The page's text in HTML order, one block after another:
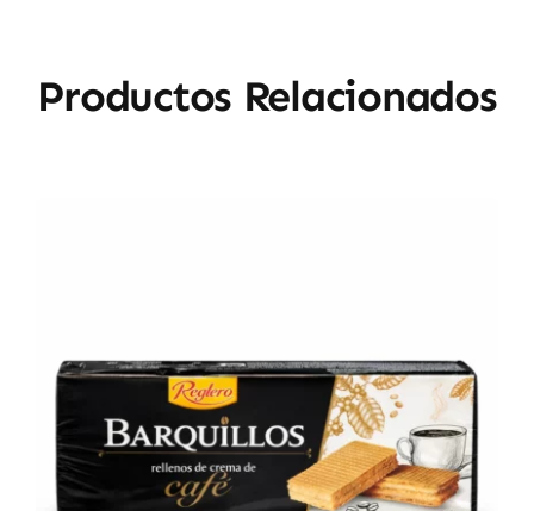
Productos Relacionados